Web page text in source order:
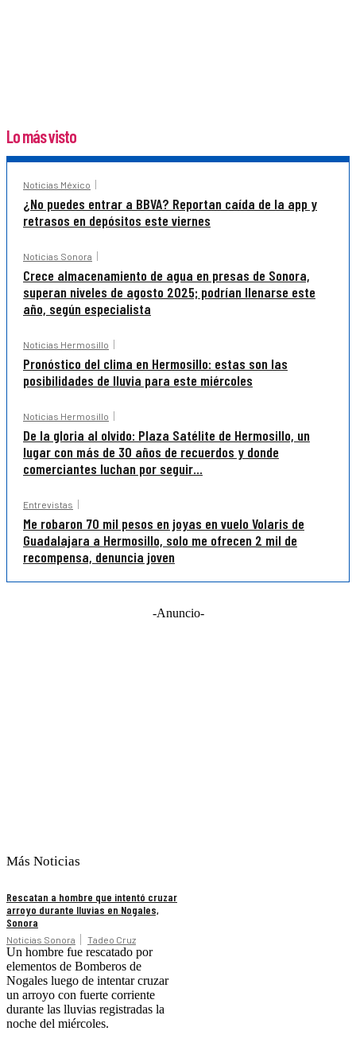
Lo más visto
Noticias México
¿No puedes entrar a BBVA? Reportan caída de la app y
retrasos en depósitos este viernes
Noticias Sonora
Crece almacenamiento de agua en presas de Sonora,
superan niveles de agosto 2025; podrían llenarse este
año, según especialista
Noticias Hermosillo
Pronóstico del clima en Hermosillo: estas son las
posibilidades de lluvia para este miércoles
Noticias Hermosillo
De la gloria al olvido: Plaza Satélite de Hermosillo, un
lugar con más de 30 años de recuerdos y donde
comerciantes luchan por seguir...
Entrevistas
Me robaron 70 mil pesos en joyas en vuelo Volaris de
Guadalajara a Hermosillo, solo me ofrecen 2 mil de
recompensa, denuncia joven
-Anuncio-
Más Noticias
Rescatan a hombre que intentó cruzar
arroyo durante lluvias en Nogales,
Sonora
Noticias Sonora Tadeo Cruz
Un hombre fue rescatado por
elementos de Bomberos de
Nogales luego de intentar cruzar
un arroyo con fuerte corriente
durante las lluvias registradas la
noche del miércoles.